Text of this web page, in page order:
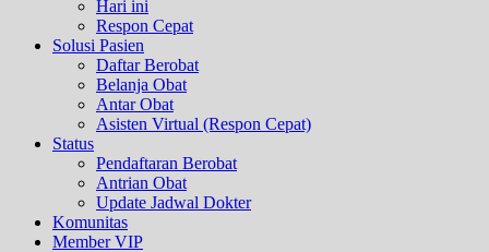
Hari ini
Respon Cepat
Solusi Pasien
Daftar Berobat
Belanja Obat
Antar Obat
Asisten Virtual (Respon Cepat)
Status
Pendaftaran Berobat
Antrian Obat
Update Jadwal Dokter
Komunitas
Member VIP